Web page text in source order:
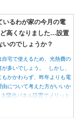
いるわが家の今月の電
高くなりました…設置
いのでしょうか？
宅で使えるため、光熱費の
が多いでしょう。 しかし、
かかわらず、昨年よりも電
について考えた方がいいか
陽光パネル設置でメリット